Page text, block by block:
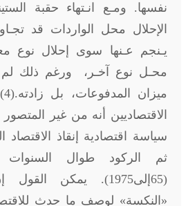
نفسها. ومـع انـتهاء حقبة
الإحلال محل الواردات قد
يـنجم عـنها سوى إحلال نوع
محـل نوع آخـر، ورغم ذلك
الاقتصاديين أنه من غير
سياسة اقتصادية إنقاذ الاقتصاد
ثم الركود طوال
(65إلى1975). يمكن
«النكسة» لوصف ما حدث